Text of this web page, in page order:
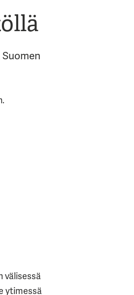
välisessä
ytimessä